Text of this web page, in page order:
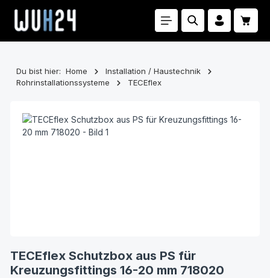
Zum Hauptinhalt springen
Du bist hier: Home
Installation / Haustechnik
Rohrinstallationssysteme
TECEflex
TECEflex Schutzbox aus PS für
Kreuzungsfittings 16-20 mm 718020